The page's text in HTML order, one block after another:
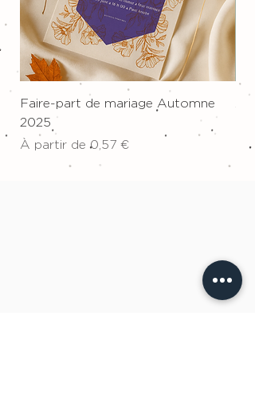
Faire-part de mariage Automne
2025
À partir de 0,57 €
Prix promotionnel